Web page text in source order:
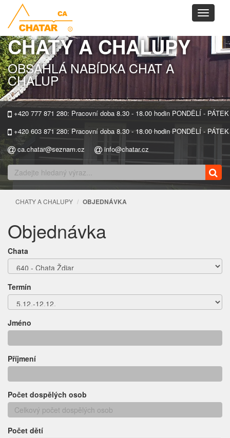
Toggle
CHATY A CHALUPY
OBSÁHLÁ NABÍDKA CHAT A
CHALUP
+420 777 871 280: Pracovní doba 8.30 - 18.00 hodin PONDĚLÍ - PÁTEK
+420 603 871 280: Pracovní doba 8.30 - 18.00 hodin PONDĚLÍ - PÁTEK
ca.chatar@seznam.cz
info@chatar.cz
CHATY A CHALUPY OBJEDNÁVKA
Objednávka
Chata
Termín
Jméno
Příjmení
Počet dospělých osob
Počet dětí